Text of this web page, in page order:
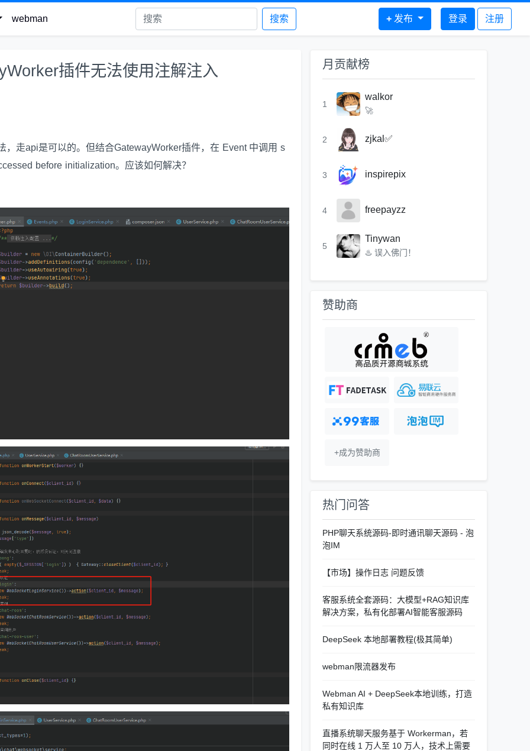
webman 搜索 + 发布 登录 注册
插件无法使用注解注入
走api是可以的。但结合GatewayWorker插件，在 Event 中调用 s
before initialization。应该如何解决？
月贡献榜
1
walkor
🚀
2 zjkal✅
3 inspirepix
4 freepayzz
5
Tinywan
♨️ 误入佛门！
赞助商
+成为赞助商
热门问答
PHP聊天系统源码-即时通讯聊天源码 - 泡
泡IM
【市场】操作日志 问题反馈
客服系统全套源码：大模型+RAG知识库
解决方案，私有化部署AI智能客服源码
DeepSeek 本地部署教程(极其简单)
webman限流器发布
Webman AI + DeepSeek本地训练，打造
私有知识库
直播系统聊天服务基于 Workerman，若
同时在线 1 万人至 10 万人，技术上需要